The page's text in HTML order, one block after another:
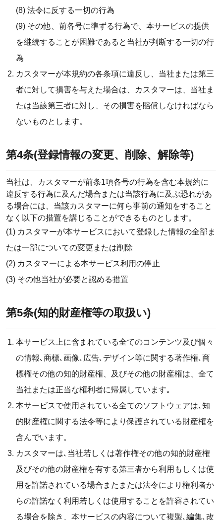
(8) 法令に反する一切の行為
(9) その他、前各号に準ずる行為で、本サービスの提供
を継続することが困難であると当社が判断する一切の行
為
カスタマーが本規約の各条項に違反し、当社または第三
者に対して損害を与えた場合は、カスタマーは、当社ま
たは当該第三者に対し、その損害を賠償しなければなら
ないものとします。
第4条(登録情報の変更、削除、解除等)
当社は、カスタマーが前条1項各号の行為を含む本規約に
違反する行為に及んだ場合または当該行為に及ぶ恐れがあ
る場合には、当該カスタマーに何ら事前の通知をすること
なく以下の措置を講じることができるものとします。
(1) カスタマーが本サービスにおいて登録した情報の全部ま
たは一部についての変更または削除
(2) カスタマーによる本サービス利用の停止
(3) その他当社が必要と認める措置
第5条(知的財産権等の取扱い)
本サービス上に含まれている全てのコンテンツ及び個々
の情報､商標､画像､広告､デザイン等に関する著作権､商
標権その他の知的財産権、及びその他の財産権は、全て
当社または正当な権利者に帰属しています｡
本サービスで使用されている全てのソフトウェアは､知
的財産権に関する法令等により保護されている財産権を
含んでいます。
カスタマーは､当社若しくは著作権その他の知的財産権
及びその他の財産権を有する第三者から利用もしくは使
用を許諾されている場合またまたは法令により権利者か
らの許諾なく利用若しくは使用することを許容されてい
る場合を除き、本サービスの内容について複製､編集､改